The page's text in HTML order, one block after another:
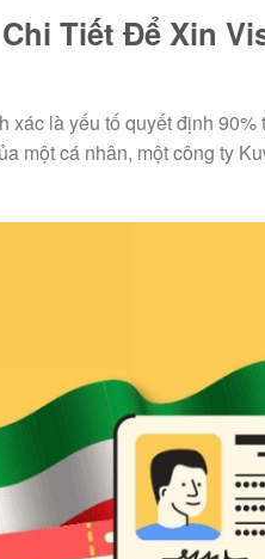
Tiết Để Xin
xác là yếu tố quyết định 90%
một cá nhân, một công ty